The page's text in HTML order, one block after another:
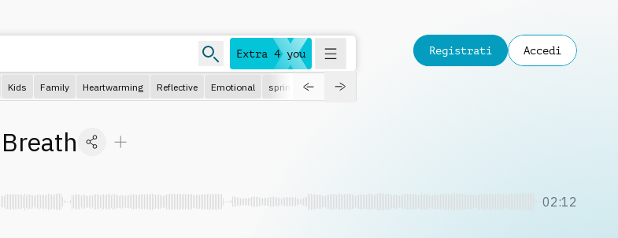
Extra 4 you
Kids Family Heartwarming Reflective Emotional spring
Registrati Accedi
02:12